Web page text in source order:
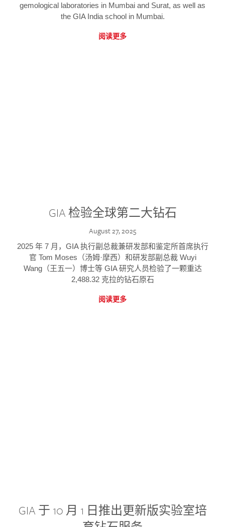
gemological laboratories in Mumbai and Surat, as well as
the GIA India school in Mumbai.
阅读更多
GIA 检验全球第二大钻石
August 27, 2025
2025 年 7 月，GIA 执行副总裁兼研发部和鉴定所首席执行
官 Tom Moses（汤姆·摩西）和研发部副总裁 Wuyi
Wang（王五一）博士等 GIA 研究人员检验了一颗重达
2,488.32 克拉的钻石原石
阅读更多
GIA 于 10 月 1 日推出更新版实验室培